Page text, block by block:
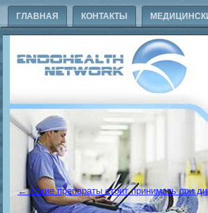
ГЛАВНАЯ КОНТАКТЫ
←Какие препараты стоит принимать при